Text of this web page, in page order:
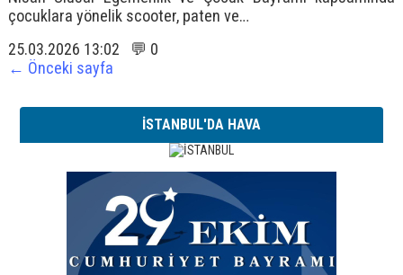
çocuklara yönelik scooter, paten ve…
25.03.2026 13:02 💬 0
← Önceki sayfa
İSTANBUL'DA HAVA